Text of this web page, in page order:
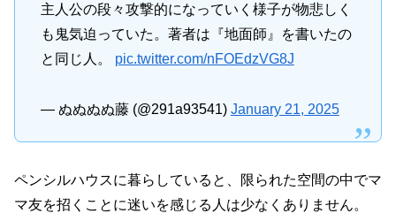
主人公の段々攻撃的になっていく様子が物悲しく
も鬼気迫っていた。著者は『地面師』を書いたの
と同じ人。 pic.twitter.com/nFOEdzVG8J
— ぬぬぬぬ藤 (@291a93541) January 21, 2025
ペンシルハウスに暮らしていると、限られた空間の中でマ
マ友を招くことに迷いを感じる人は少なくありません。